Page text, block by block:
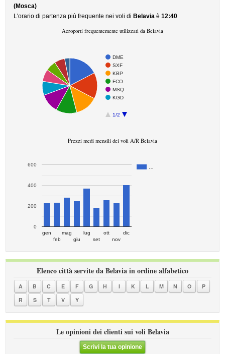
(Mosca)
L'orario di partenza più frequente nei voli di Belavia è12:40
Aeroporti frequentemente utilizzati da Belavia
DME
SXF
KBP
FCO
MSQ
KGD
1/2
Prezzi medi mensili dei voli A/R Belavia
gen
feb
mag
giu
lug
set
ott
nov
dic
0
200
400
600
Elenco città servite da Belavia in ordine alfabetico
A B C E F G H I K L M N O
P
R
S T V Y
Le opinioni dei clienti sui voli Belavia
Scrivi la tua opinione